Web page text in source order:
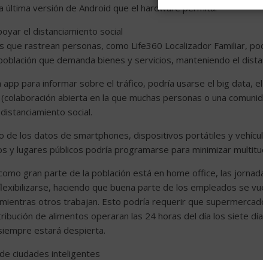
última versión de Android que el hardware permita.
el distanciamiento social
que rastrean personas, como Life360 Localizador Familiar,
que demanda bienes y servicios, manteniendo el
app para informar sobre el tráfico, podría usarse el big data,
abierta en la que muchas personas o una
social.
de los datos de smartphones, dispositivos portátiles y
y lugares públicos podría programarse para minimizar
gran parte de la población está en home office, las
haciendo que buena parte de los empleados se
otros trabajan. Esto podría requerir que
de alimentos operaran las 24 horas del día los siete
estará despierta.
ciudades inteligentes